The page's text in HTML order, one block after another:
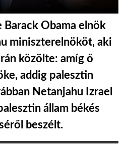
Obama elnök
miniszterelnököt, aki
közölte: amíg ő
addig palesztin
Netanjahu Izrael
állam békés
beszélt.